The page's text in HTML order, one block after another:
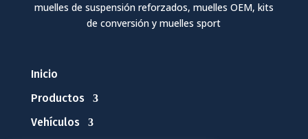
muelles de suspensión reforzados, muelles OEM, kits
de conversión y muelles sport
Inicio
Productos
Vehículos